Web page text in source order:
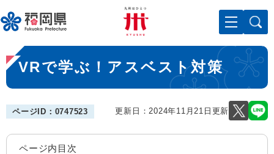
ー
ジ
先
頭
で
メニューを飛ばして本文へ
本
文
VRで学ぶ！アスベスト対策
ページID：0747523 更新日：2024年11月21日更新
ページ内目次